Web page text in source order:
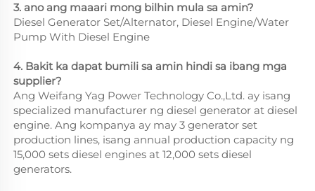
3. ano ang maaari mong bilhin mula sa amin?
Diesel Generator Set/Alternator, Diesel Engine/Water
Pump With Diesel Engine
4. Bakit ka dapat bumili sa amin hindi sa ibang mga
supplier?
Ang Weifang Yag Power Technology Co.,Ltd. ay isang
specialized manufacturer ng diesel generator at diesel
engine. Ang kompanya ay may 3 generator set
production lines, isang annual production capacity ng
15,000 sets diesel engines at 12,000 sets diesel
generators.